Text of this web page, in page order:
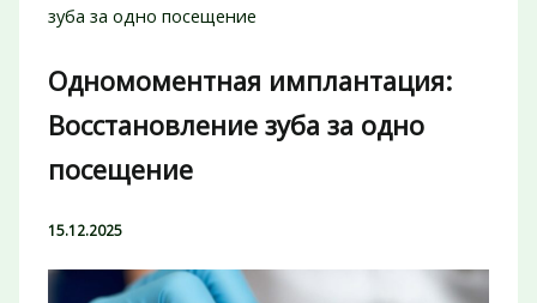
зуба за одно посещение
Одномоментная имплантация:
Восстановление зуба за одно
посещение
15.12.2025